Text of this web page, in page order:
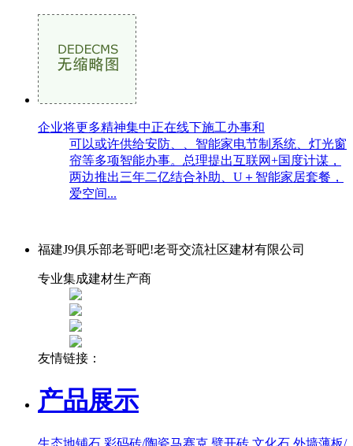
企业将更多精神集中正在线下施工办事和
可以或许供给安防、、智能家电节制系统、灯光窗
帘等多项智能办事。总理提出互联网+国度计谋，
两边推出三年二亿结合补助、U＋智能家居套餐，
爱空间...
福建J9俱乐部老哥吧!老哥交流社区建材有限公司
专业集成建材生产商
友情链接：
产品展示
生态地铺石 彩码砖/陶瓷马赛克 劈开砖 文化石 外墙薄板/